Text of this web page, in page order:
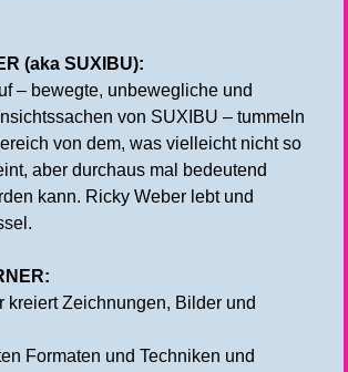
(aka SUXIBU):
– bewegte, unbewegliche und
von SUXIBU – tummeln
von dem, was vielleicht nicht so
aber durchaus mal bedeutend
kann. Ricky Weber lebt und
kreiert Zeichnungen, Bilder und
Formaten und Techniken und